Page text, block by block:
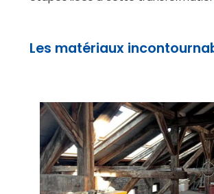
Les matériaux